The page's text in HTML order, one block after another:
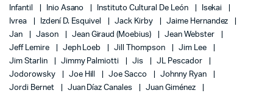
Infantil
Inio Asano Instituto Cultural De León
Isekai
Ivrea
Izdení D. Esquivel Jack Kirby
Jaime Hernandez
Jan
Jason Jean Giraud (Moebius)
Jean Webster
Jeff Lemire
Jeph Loeb Jill Thompson
Jim Lee
Jim Starlin
Jimmy Palmiotti Jis
JL Pescador
Jodorowsky
Joe Hill Joe Sacco
Johnny Ryan
Jordi Bernet
Juan Díaz Canales
Juan Giménez